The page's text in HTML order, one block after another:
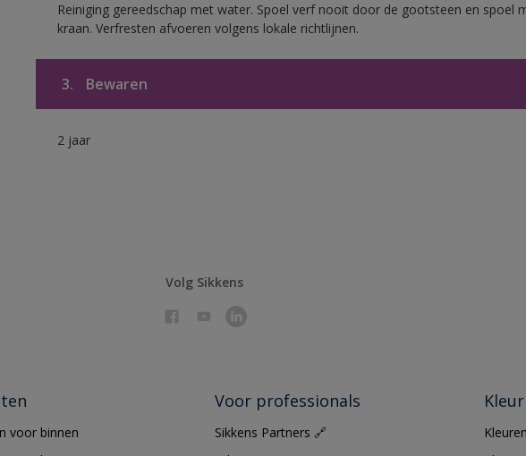
Reiniging gereedschap met water. Spoel verf nooit door de gootsteen en spoel
kraan. Verfresten afvoeren volgens lokale richtlijnen.
3. Bewaren
2 jaar
Volg Sikkens
voor binnen
Voor professionals
Sikkens Partners 🔗
Kleuren